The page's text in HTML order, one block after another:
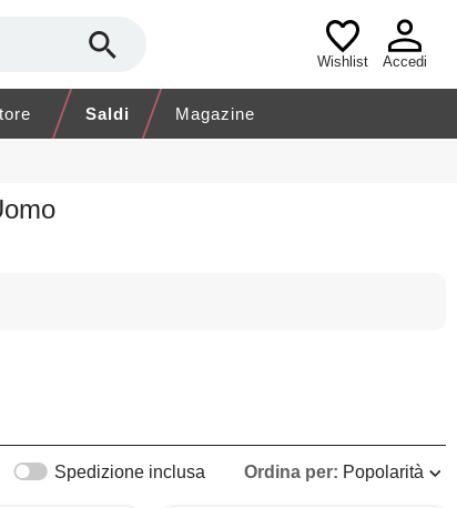
Wishlist Accedi
Saldi Magazine
Ordina per: Popolarità
Spedizione inclusa